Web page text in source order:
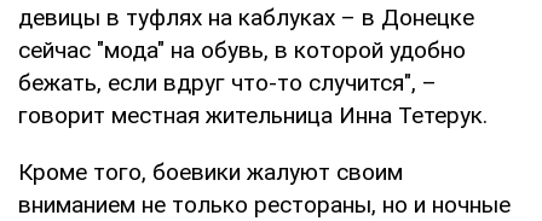
девицы в туфлях на каблуках – в Донецке
сейчас "мода" на обувь, в которой удобно
бежать, если вдруг что-то случится", –
говорит местная жительница Инна Тетерук.
Кроме того, боевики жалуют своим
вниманием не только рестораны, но и ночные